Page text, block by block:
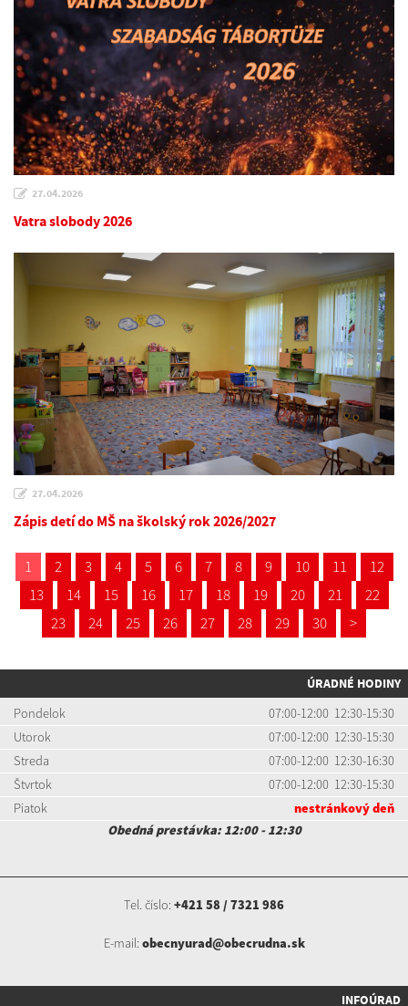
27.04.2026
Vatra slobody 2026
27.04.2026
Zápis detí do MŠ na školský rok 2026/2027
1 2 3 4 5 6 7 8 9 10 11
12
13
14 15 16 17 18 19 20 21
22
23
24 25 26 27 28 29 30 >
ÚRADNÉ HODINY
Pondelok
07:00-12:00 12:30-15:30
Utorok
07:00-12:00 12:30-15:30
Streda
07:00-12:00 12:30-16:30
Štvrtok
07:00-12:00 12:30-15:30
Piatok
nestránkový deň
Obedná prestávka: 12:00 - 12:30
Tel. číslo: +421 58 / 7321 986
E-mail: obecnyurad@obecrudna.sk
INFOÚRAD